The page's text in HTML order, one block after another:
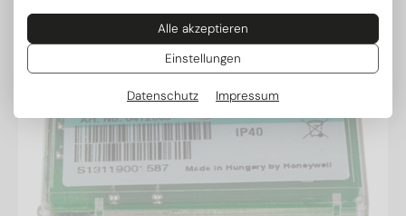
Alle akzeptieren
Einstellungen
Datenschutz Impressum